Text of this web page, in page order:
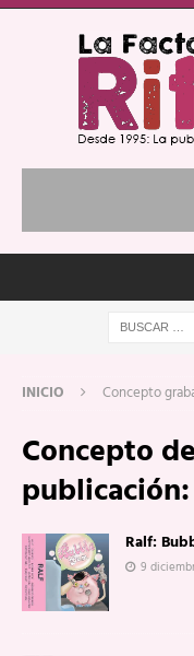
INICIO Concepto
Concepto
publicación:
Ralf:
9